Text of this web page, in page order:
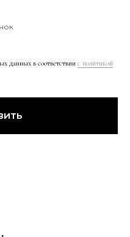
данных в соответствии с политикой